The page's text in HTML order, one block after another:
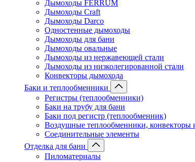
Дымоходы FERRUM
Дымоходы Craft
Дымоходы Darco
Одностенные дымоходы
Дымоходы для бани
Дымоходы овальные
Дымоходы из нержавеющей стали
Дымоходы из низколегированной стали
Конвекторы дымохода
Баки и теплообменники
Регистры (теплообменники)
Баки на трубу для бани
Баки под регистр (теплообменник)
Воздушные теплообменники,
Соединительные элементы
Отделка для бани
Пиломатериалы